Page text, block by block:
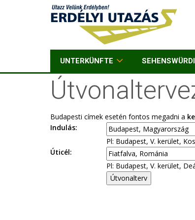
UNTERKÜNFTE
Budapesti címek esetén fontos megadni a
Indulás:
Pl: Budapest, V. kerület,
Úticél:
Pl: Budapest, V. kerület,